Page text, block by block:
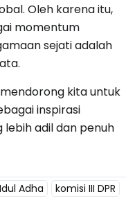
Oleh karena itu,
momentum
sejati adalah
kita untuk
inspirasi
adil dan penuh
Idul Adha komisi III DPR